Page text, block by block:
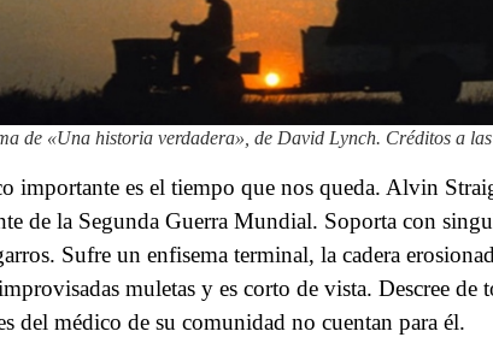
de «Una historia verdadera», de David Lynch. Créditos a
importante es el tiempo que nos queda. Alvin
de la Segunda Guerra Mundial. Soporta con
Sufre un enfisema terminal, la cadera
muletas y es corto de vista. Descree de
del médico de su comunidad no cuentan para él.